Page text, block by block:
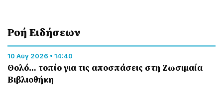
Ροή Eιδήσεων
10 Αύγ 2026 • 14:40
Θολό… τοπίο για τις αποσπάσεις στη Ζωσιμαία
Βιβλιοθήκη